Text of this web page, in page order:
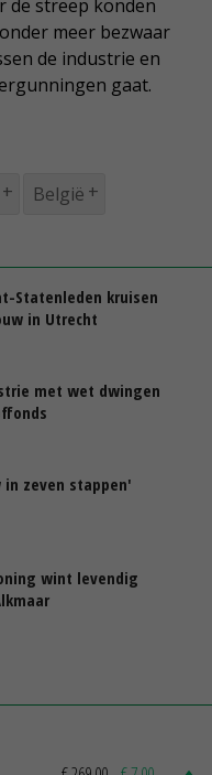
de streep konden
meer bezwaar
de industrie en
gaat.
België
Statenleden kruisen
in Utrecht
met wet dwingen
in zeven stappen'
wint levendig